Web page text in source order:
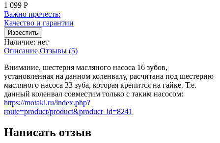
1 099 Р
Важно прочесть:
Качество и гарантии
Наличие: нет
Описание Отзывы (5)
Внимание, шестерня масляного насоса 16 зубов,
установленная на данном коленвалу, расчитана под шестерню
масляного насоса 33 зуба, которая крепится на гайке. Т.е.
данный коленвал совместим только с таким насосом:
https://motaki.ru/index.php?
route=product/product&product_id=8241
Написать отзыв